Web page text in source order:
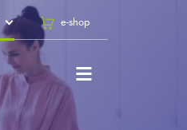
e-shop